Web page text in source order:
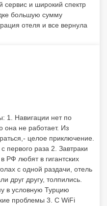
сервис и широкий спектр
большую сумму
отеля и все вернула
1. Навигации нет по
она не работает. Из
целое приключение.
первого раза 2. Завтраки
любят в гигантских
с одной раздачи, отель
другу, толпились.
в условную Турцию
проблемы 3. С WiFi